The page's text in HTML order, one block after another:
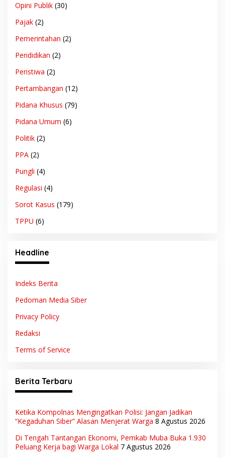
Opini Publik (30)
Pajak (2)
Pemerintahan (2)
Pendidikan (2)
Peristiwa (2)
Pertambangan (12)
Pidana Khusus (79)
Pidana Umum (6)
Politik (2)
PPA (2)
Pungli (4)
Regulasi (4)
Sorot Kasus (179)
TPPU (6)
Headline
Indeks Berita
Pedoman Media Siber
Privacy Policy
Redaksi
Terms of Service
Berita Terbaru
Ketika Kompolnas Mengingatkan Polisi: Jangan Jadikan
“Kegaduhan Siber” Alasan Menjerat Warga 8 Agustus 2026
Di Tengah Tantangan Ekonomi, Pemkab Muba Buka 1.930
Peluang Kerja bagi Warga Lokal 7 Agustus 2026